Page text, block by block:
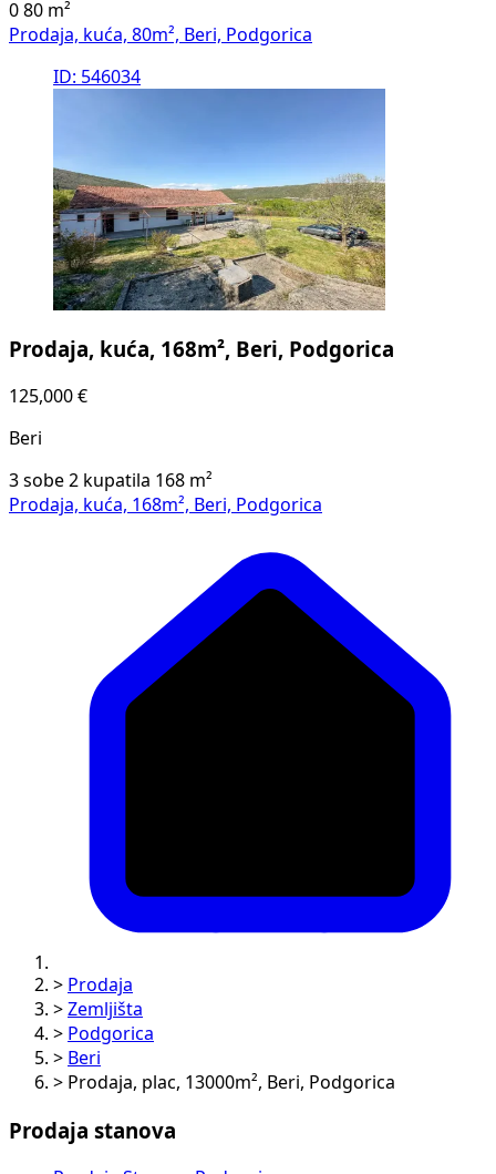
0 80 m²
Prodaja, kuća, 80m², Beri, Podgorica
ID: 546034
Prodaja, kuća, 168m², Beri, Podgorica
125,000 €
Beri
3 sobe 2 kupatila 168 m²
Prodaja, kuća, 168m², Beri, Podgorica
> Prodaja
> Zemljišta
> Podgorica
> Beri
> Prodaja, plac, 13000m², Beri, Podgorica
Prodaja stanova